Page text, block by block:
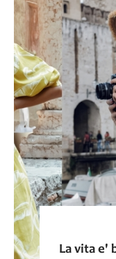
La vita e'